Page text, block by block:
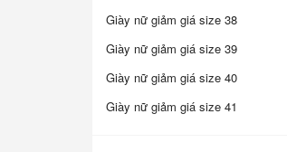
Giày nữ giảm giá size 38
Giày nữ giảm giá size 39
Giày nữ giảm giá size 40
Giày nữ giảm giá size 41